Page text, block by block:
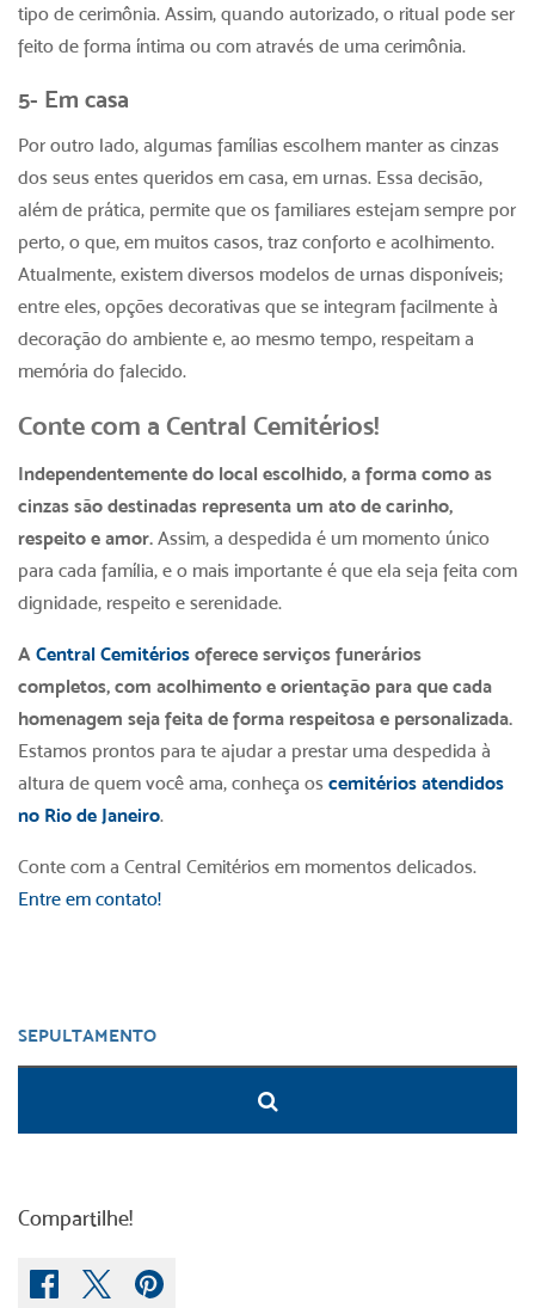
tipo de cerimônia. Assim, quando autorizado, o ritual pode ser
feito de forma íntima ou com através de uma cerimônia.
5- Em casa
Por outro lado, algumas famílias escolhem manter as cinzas
dos seus entes queridos em casa, em urnas. Essa decisão,
além de prática, permite que os familiares estejam sempre por
perto, o que, em muitos casos, traz conforto e acolhimento.
Atualmente, existem diversos modelos de urnas disponíveis;
entre eles, opções decorativas que se integram facilmente à
decoração do ambiente e, ao mesmo tempo, respeitam a
memória do falecido.
Conte com a Central Cemitérios!
Independentemente do local escolhido, a forma como as
cinzas são destinadas representa um ato de carinho,
respeito e amor. Assim, a despedida é um momento único
para cada família, e o mais importante é que ela seja feita com
dignidade, respeito e serenidade.
A Central Cemitérios oferece serviços funerários
completos, com acolhimento e orientação para que cada
homenagem seja feita de forma respeitosa e personalizada.
Estamos prontos para te ajudar a prestar uma despedida à
altura de quem você ama, conheça os cemitérios atendidos
no Rio de Janeiro.
Conte com a Central Cemitérios em momentos delicados.
Entre em contato!
Compartilhe!